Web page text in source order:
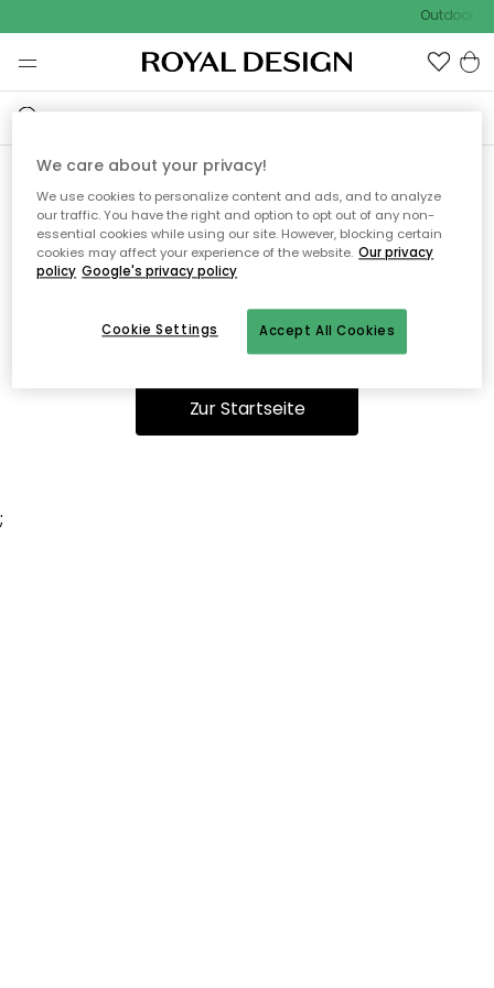
Outdoor
Ooops, die Seite wurde nicht
gefunden.
Sie können auf unserer Startseiteweiter navigieren.
Zur Startseite
;
We care about your privacy!
We use cookies to personalize content and ads, and to analyze
our traffic. You have the right and option to opt out of any non-
essential cookies while using our site. However, blocking certain
cookies may affect your experience of the website. Our privacy
policy Google's privacy policy
Accept All Cookies
Cookie Settings